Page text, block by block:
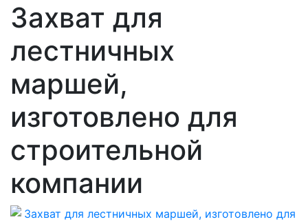
Захват для
лестничных
маршей,
изготовлено для
строительной
компании